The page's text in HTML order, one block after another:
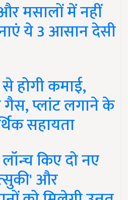
मसालों में नहीं
ये 3 आसान देसी
होगी कमाई,
गैस, प्लांट लगाने के
सहायता
किए दो नए
और